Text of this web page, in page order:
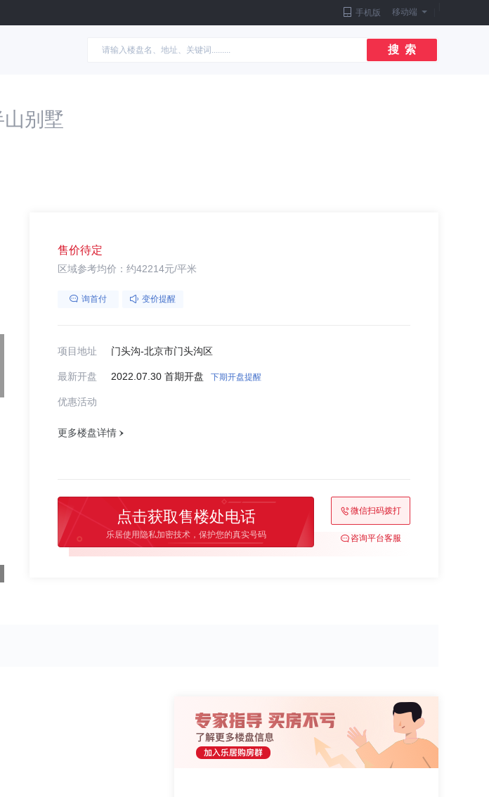
手机版 移动端
搜 索
别墅
售价待定
区域参考均价：约42214元/平米
询首付 变价提醒
项目地址 门头沟-北京市门头沟区
最新开盘 2022.07.30 首期开盘 下期开盘提醒
优惠活动
更多楼盘详情
点击获取售楼处电话
乐居使用隐私加密技术，保护您的真实号码
微信扫码拨打
咨询平台客服